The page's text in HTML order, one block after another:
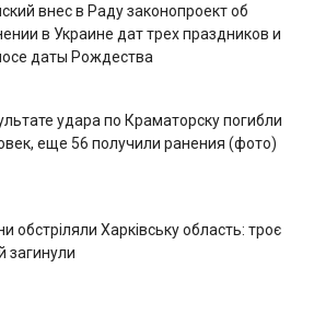
внес в Раду законопроект об
в Украине дат трех праздников и
даты Рождества
удара по Краматорску погибли
еще 56 получили ранения (фото)
обстріляли Харківську область: троє
загинули